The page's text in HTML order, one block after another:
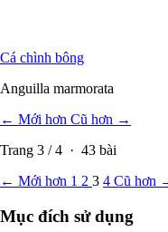
Cá chình bông
Anguilla marmorata
← Mới hơn Cũ hơn →
Trang 3 /4 · 43 bài
← Mới hơn 1 2 3 4 Cũ hơn
Mục đích sử dụng